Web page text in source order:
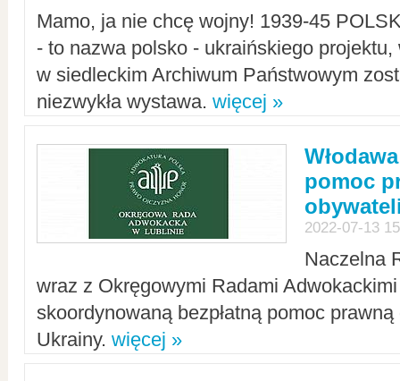
Mamo, ja nie chcę wojny! 1939-45
- to nazwa polsko - ukraińskiego
w siedleckim Archiwum Państwowym
niezwykła wystawa. więcej »
pomoc
2022-07-13
Naczelna
wraz z Okręgowymi Radami Adwokackimi
skoordynowaną bezpłatną pomoc
Ukrainy. więcej »